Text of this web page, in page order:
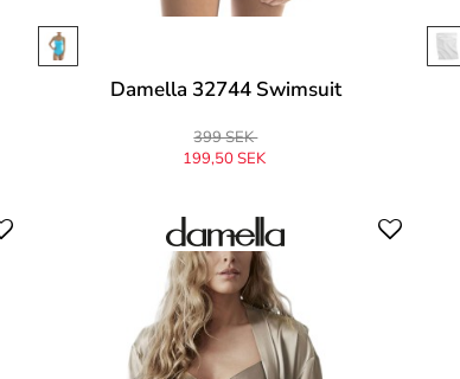
Damella 32744 Swimsuit
399 SEK
199,50 SEK